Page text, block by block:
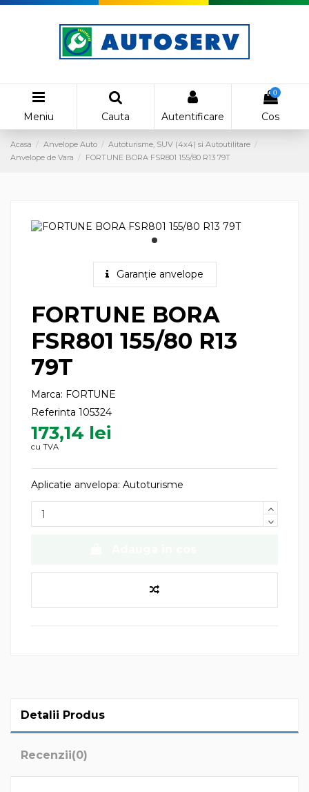
Meniu Cauta Autentificare
0
Cos
Acasa Anvelope Auto
Autoturisme, SUV (4x4) si Autoutilitare
Anvelope de Vara
FORTUNE BORA FSR801 155/80 R13 79T
Garanție anvelope
FORTUNE BORA
FSR801 155/80 R13
79T
Marca: FORTUNE
Referinta 105324
173,14 lei
cu TVA
Aplicatie anvelopa: Autoturisme
Detalii Produs
Recenzii(0)